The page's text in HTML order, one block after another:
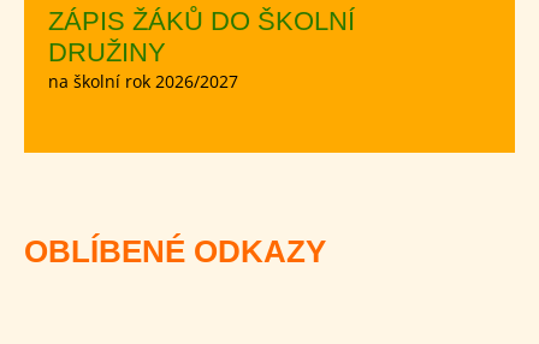
ZÁPIS ŽÁKŮ DO ŠKOLNÍ
DRUŽINY
na školní rok 2026/2027
OBLÍBENÉ ODKAZY